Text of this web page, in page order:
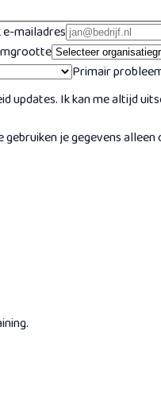
mailadres
Primair
updates. Ik kan me altijd
gebruiken je gegevens